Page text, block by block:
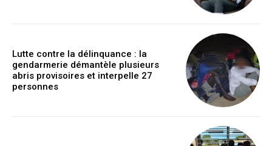
Lutte contre la délinquance : la
gendarmerie démantèle plusieurs
abris provisoires et interpelle 27
personnes